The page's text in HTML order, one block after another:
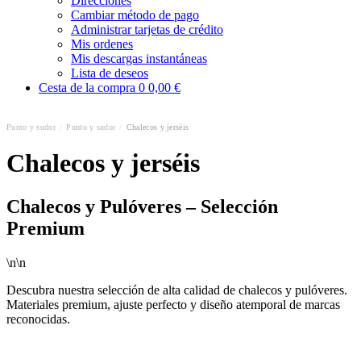
Cambiar método de pago
Administrar tarjetas de crédito
Mis ordenes
Mis descargas instantáneas
Lista de deseos
Cesta de la compra 0 0,00 €
Punto y sudor Punto y sudor Chalecos y jerséis
Chalecos y jerséis
Chalecos y Pulóveres – Selección
Premium
\n\n
Descubra nuestra selección de alta calidad de chalecos y pulóveres.
Materiales premium, ajuste perfecto y diseño atemporal de marcas
reconocidas.